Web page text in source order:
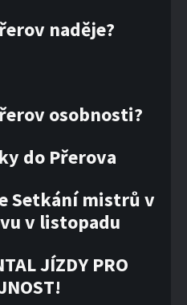
naděje?
osobnosti?
do Přerova
Setkání mistrů v
v listopadu
JÍZDY PRO